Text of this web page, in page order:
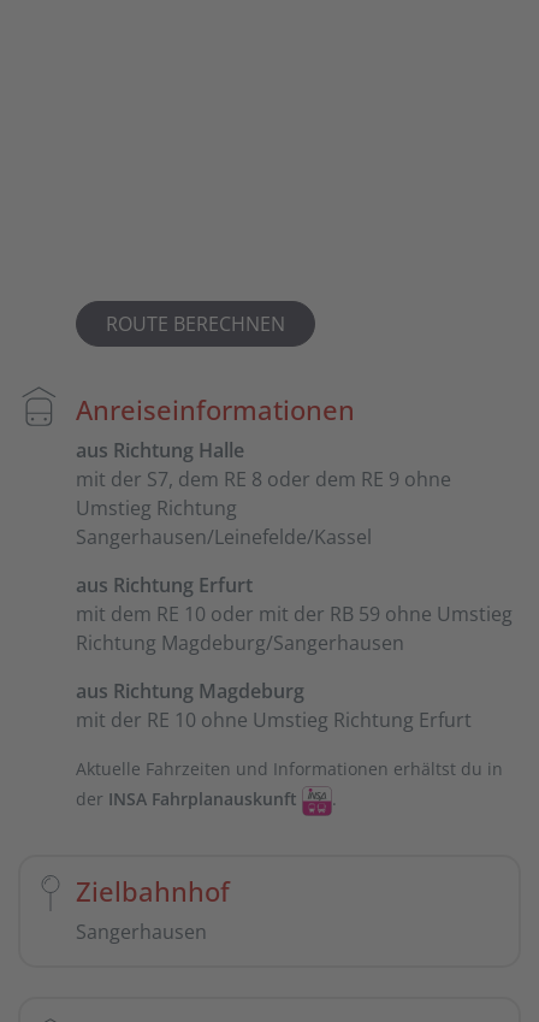
ROUTE BERECHNEN
Anreiseinformationen
aus Richtung Halle
mit der S7, dem RE 8 oder dem RE 9 ohne
Umstieg Richtung
Sangerhausen/Leinefelde/Kassel
aus Richtung Erfurt
mit dem RE 10 oder mit der RB 59 ohne Umstieg
Richtung Magdeburg/Sangerhausen
aus Richtung Magdeburg
mit der RE 10 ohne Umstieg Richtung Erfurt
Aktuelle Fahrzeiten und Informationen erhältst du in
der INSA Fahrplanauskunft .
Zielbahnhof
Sangerhausen